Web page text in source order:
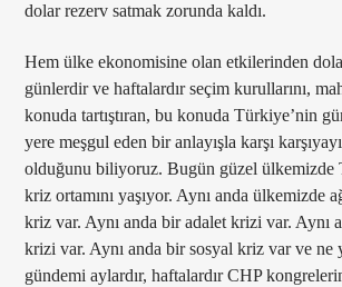
dolar rezerv satmak zorunda kaldı.
Hemülke ekonomisine olan etkilerinden
günlerdir ve haftalardır seçim kurullarını,
konuda tartıştıran, bu konuda Türkiye’nin
yere meşgul eden bir anlayışla karşı
olduğunu biliyoruz. Bugün güzel
kriz ortamını yaşıyor. Aynı andaülkemizde a
kriz var. Aynı anda bir adalet krizi var. Aynı
krizi var. Aynı anda bir sosyal kriz var ve ne
gündemi aylardır, haftalardır CHP